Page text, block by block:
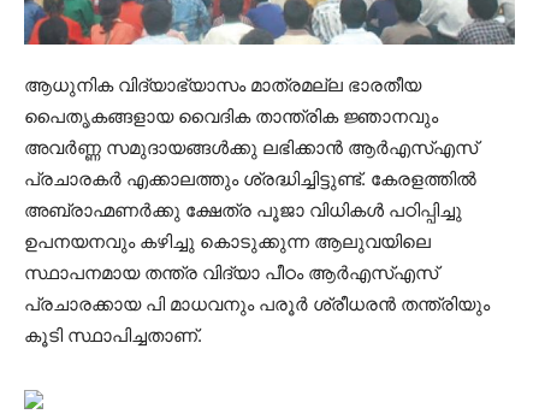
ആധുനിക വിദ്യാഭ്യാസം മാത്രമല്ല ഭാരതീയ
പൈതൃകങ്ങളായ വൈദിക താന്ത്രിക ജ്ഞാനവും
അവർണ്ണ സമുദായങ്ങൾക്കു ലഭിക്കാൻ ആർഎസ്എസ്
പ്രചാരകർ എക്കാലത്തും ശ്രദ്ധിച്ചിട്ടുണ്ട്. കേരളത്തിൽ
അബ്രാഹ്മണർക്കു ക്ഷേത്ര പൂജാ വിധികൾ പഠിപ്പിച്ചു
ഉപനയനവും കഴിച്ചു കൊടുക്കുന്ന ആലുവയിലെ
സ്ഥാപനമായ തന്ത്ര വിദ്യാ പീഠം ആർഎസ്എസ്
പ്രചാരക്കായ പി മാധവനും പരൂർ ശ്രീധരൻ തന്ത്രിയും
കൂടി സ്ഥാപിച്ചതാണ്.